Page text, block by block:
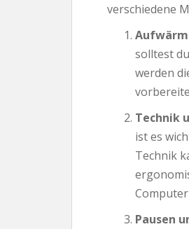
verschiedene
solltest
werden
Technik
ist es
Technik
Pausen